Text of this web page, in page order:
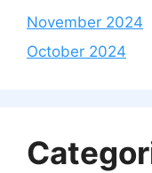
November 2024
October 2024